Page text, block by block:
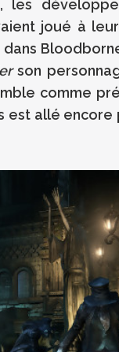
les
joué à
son
comme
est allé encore